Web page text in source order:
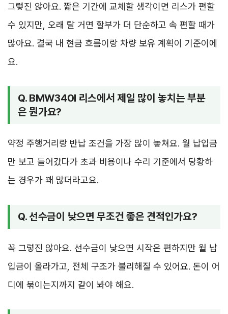
그렇진 않아요. 짧은 기간에 교체할 생각이면 리스가 편할
수 있지만, 오래 탈 거면 할부가 더 단순하고 속 편할 때가
많아요. 결국 내 현금 흐름이랑 차량 보유 계획이 기준이에
요.
Q. BMW340I 리스에서 제일 많이 놓치는 부분
은 뭔가요?
약정 주행거리랑 반납 조건을 가장 많이 놓쳐요. 월 납입금
만 보고 들어갔다가 초과 비용이나 수리 기준에서 당황하
는 경우가 꽤 많더라고요.
Q. 선수금이 낮으면 무조건 좋은 견적인가요?
꼭 그렇진 않아요. 선수금이 낮으면 시작은 편하지만 월 납
입금이 올라가고, 전체 구조가 불리해질 수 있어요. 돈이 어
디에 묶이는지까지 같이 봐야 해요.